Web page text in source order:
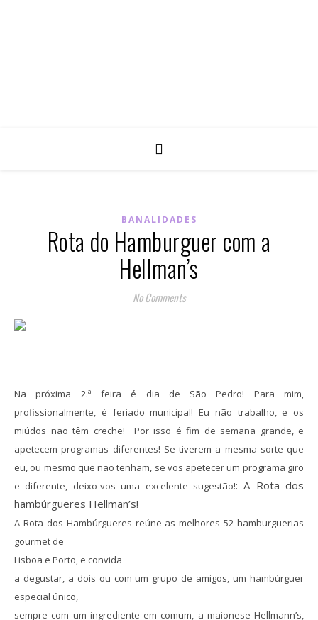
BANALIDADES
Rota do Hamburguer com a
Hellman’s
No Comments
Na próxima 2.ª feira é dia de São Pedro! Para mim,
profissionalmente, é feriado municipal! Eu não trabalho, e os
miúdos não têm creche! Por isso é fim de semana grande, e
apetecem programas diferentes! Se tiverem a mesma sorte que
eu, ou mesmo que não tenham, se vos apetecer um programa giro
e diferente, deixo-vos uma excelente sugestão!: A Rota dos
hambúrgueres Hellman’s!
A Rota dos Hambúrgueres reúne as melhores 52 hamburguerias
gourmet de
Lisboa e Porto, e convida
a degustar, a dois ou com um grupo de amigos, um hambúrguer
especial único,
sempre com um ingrediente em comum, a maionese Hellmann’s,